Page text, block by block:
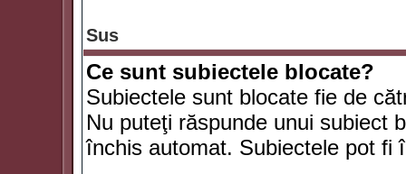
Sus
Ce sunt subiectele blocate?
Subiectele sunt blocate fie de
Nu puteţi răspunde unui subiect
închis automat. Subiectele pot fi